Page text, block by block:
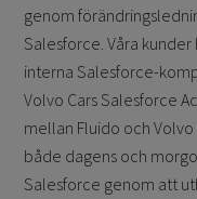
genom
Salesforce. Våra
interna Salesforce-
Volvo Cars Salesforce
mellan Fluido och
både dagens och
Salesforce genom att